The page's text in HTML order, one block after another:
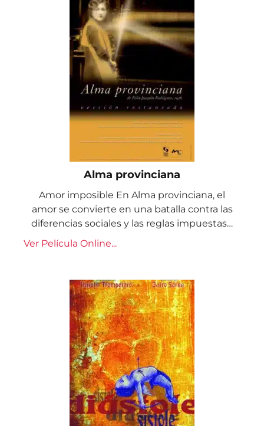
Alma provinciana
Amor imposible En Alma provinciana, el
amor se convierte en una batalla contra las
diferencias sociales y las reglas impuestas…
Ver Película Online...